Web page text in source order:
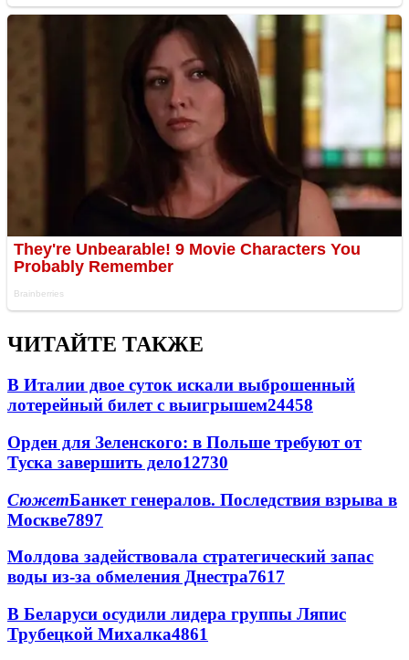
ЧИТАЙТЕ ТАКЖЕ
В Италии двое суток искали выброшенный
лотерейный билет с выигрышем24458
Орден для Зеленского: в Польше требуют от
Туска завершить дело12730
СюжетБанкет генералов. Последствия взрыва в
Москве7897
Молдова задействовала стратегический запас
воды из-за обмеления Днестра7617
В Беларуси осудили лидера группы Ляпис
Трубецкой Михалка4861